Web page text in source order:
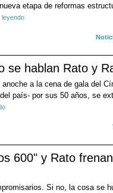
etapa de reformas
leyendo
se hablan Rato y
a la cena de gala del
país- por sus 50 años, se
600" y Rato
Si no, la cosa se